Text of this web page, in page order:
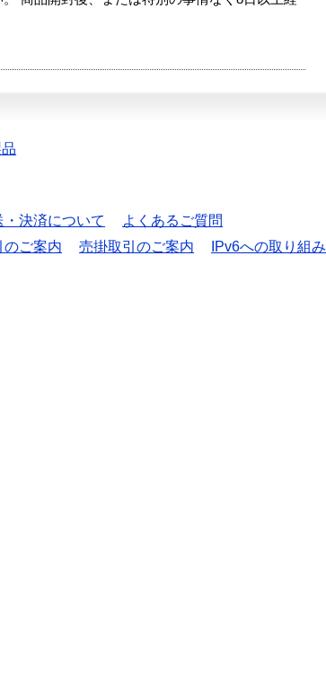
・決済について
よくあるご質問
のご案内 売掛取引のご案内
IPv6への取り組み